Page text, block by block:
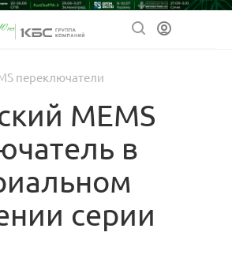
переключатели
MEMS
в
серии